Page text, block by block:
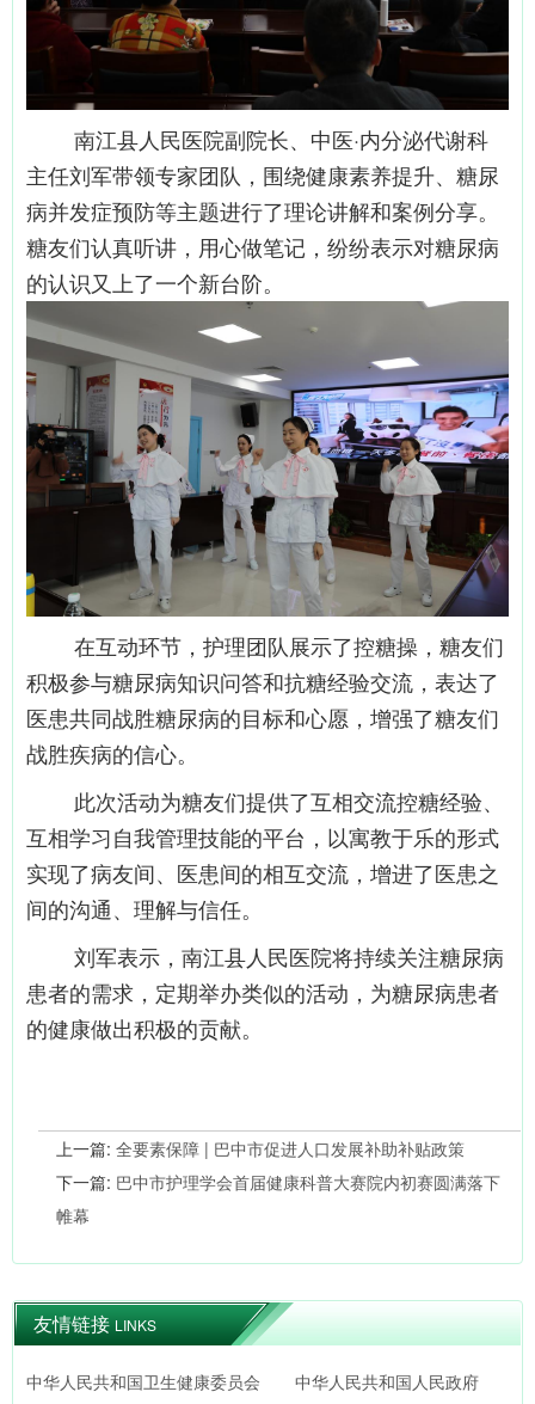
南江县人民医院副院长、中医·内分泌代谢科
主任刘军带领专家团队，围绕健康素养提升、糖尿
病并发症预防等主题进行了理论讲解和案例分享。
糖友们认真听讲，用心做笔记，纷纷表示对糖尿病
的认识又上了一个新台阶。
在互动环节，护理团队展示了控糖操，糖友们
积极参与糖尿病知识问答和抗糖经验交流，表达了
医患共同战胜糖尿病的目标和心愿，增强了糖友们
战胜疾病的信心。
此次活动为糖友们提供了互相交流控糖经验、
互相学习自我管理技能的平台，以寓教于乐的形式
实现了病友间、医患间的相互交流，增进了医患之
间的沟通、理解与信任。
刘军表示，南江县人民医院将持续关注糖尿病
患者的需求，定期举办类似的活动，为糖尿病患者
的健康做出积极的贡献。
上一篇: 全要素保障 | 巴中市促进人口发展补助补贴政策
下一篇: 巴中市护理学会首届健康科普大赛院内初赛圆满落下
帷幕
友情链接LINKS
中华人民共和国卫生健康委员会 中华人民共和国人民政府